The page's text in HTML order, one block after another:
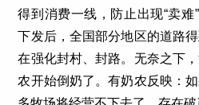
得到消费一线，防止出现“卖难
下发后，全国部分地区的道路
在强化封村、封路。无奈之下
农开始倒奶了。有奶农反映：